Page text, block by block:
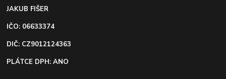
JAKUB FIŠER
IČO: 06633374
DIČ: CZ9012124363
PLÁTCE DPH: ANO